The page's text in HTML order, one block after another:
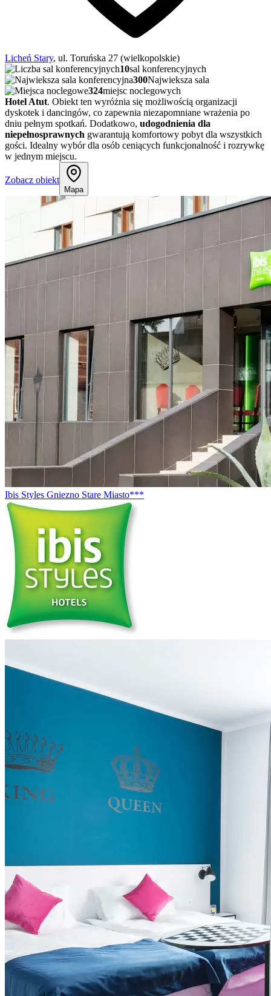
Licheń Stary, ul. Toruńska 27 (wielkopolskie)
10sal konferencyjnych
300Najwieksza sala
324miejsc noclegowych
Hotel Atut. Obiekt ten wyróżnia się możliwością organizacji
dyskotek i dancingów, co zapewnia niezapomniane wrażenia po
dniu pełnym spotkań. Dodatkowo, udogodnienia dla
niepełnosprawnych gwarantują komfortowy pobyt dla wszystkich
gości. Idealny wybór dla osób ceniących funkcjonalność i rozrywkę
w jednym miejscu.
Zobacz obiekt
Mapa
Ibis Styles Gniezno Stare Miasto***